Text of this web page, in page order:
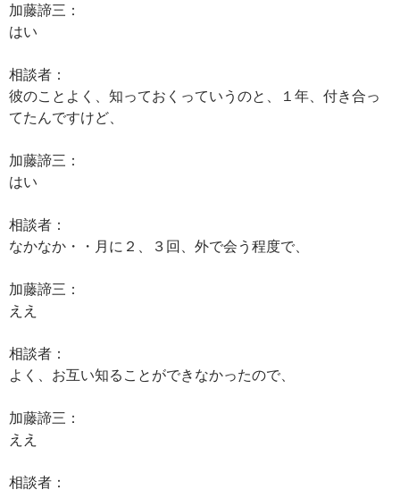
加藤諦三：
はい
相談者：
彼のことよく、知っておくっていうのと、１年、付き合っ
てたんですけど、
加藤諦三：
はい
相談者：
なかなか・・月に２、３回、外で会う程度で、
加藤諦三：
ええ
相談者：
よく、お互い知ることができなかったので、
加藤諦三：
ええ
相談者：